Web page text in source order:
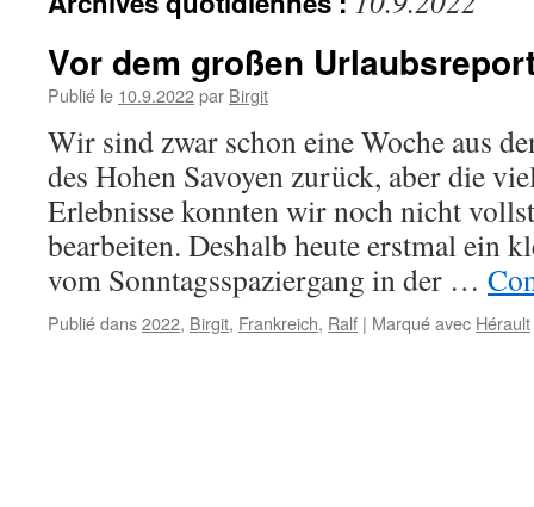
Vor dem großen
Publié le 10.9.2022par Birgit
Wir sind zwar schon eine Woche aus
des Hohen Savoyen zurück, aber die
Erlebnisse konnten wir noch nicht
bearbeiten. Deshalb heute erstmal ein
vom Sonntagsspaziergang in der …
Publié dans2022, Birgit, Frankreich, Ralf | Marqué avec Hérault